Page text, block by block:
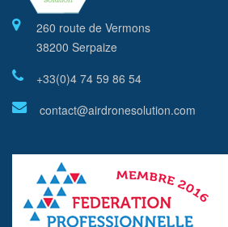
260 route de Vermons
38200 Serpaize
+33(0)4 74 59 86 54
contact@airdronesolution.com